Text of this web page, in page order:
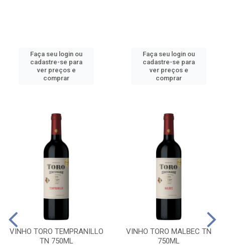
Faça seu login ou
cadastre-se para
ver preços e
comprar
Faça seu login ou
cadastre-se para
ver preços e
comprar
VINHO TORO TEMPRANILLO
TN 750ML
VINHO TORO MALBEC TN
750ML